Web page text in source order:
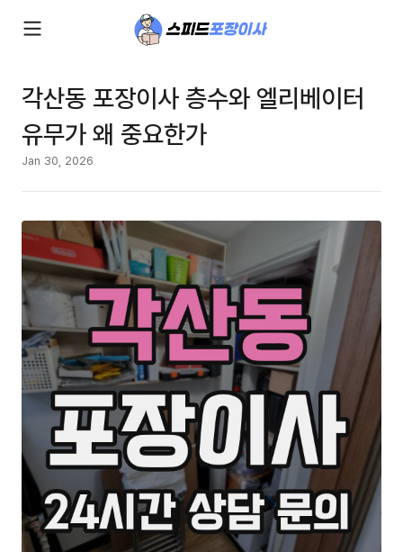
각산동 포장이사 층수와 엘리베이터
유무가 왜 중요한가
Jan 30, 2026